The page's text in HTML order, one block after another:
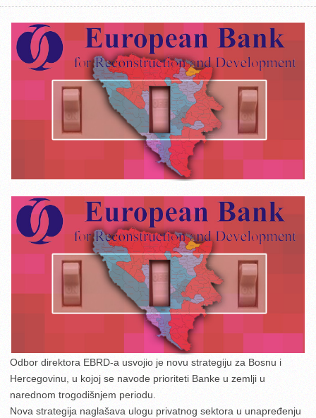
Odbor direktora EBRD-a usvojio je novu strategiju za Bosnu i
Hercegovinu, u kojoj se navode prioriteti Banke u zemlji u
narednom trogodišnjem periodu.
Nova strategija naglašava ulogu privatnog sektora u unapređenju